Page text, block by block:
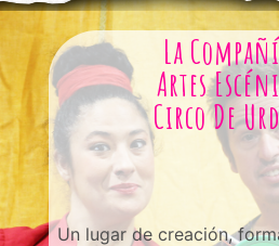
La
Artes
Circo De
Un lugar de creación,